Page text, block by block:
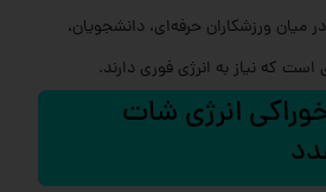
میان ورزشکاران حرفه‌ای، دانشجویان،
است که نیاز به انرژی فوری دارند.
انرژی شات